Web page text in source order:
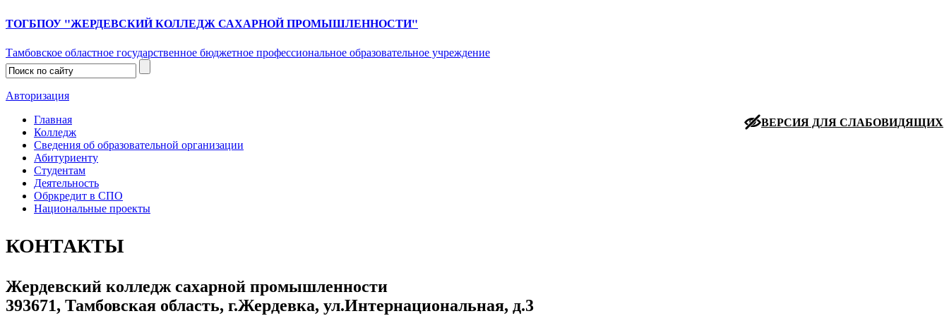
ТОГБПОУ "ЖЕРДЕВСКИЙ КОЛЛЕДЖ САХАРНОЙ ПРОМЫШЛЕННОСТИ"
Тамбовское областное государственное бюджетное профессиональное образовательное учреждение
Авторизация
ВЕРСИЯ ДЛЯ СЛАБОВИДЯЩИХ
Главная
Колледж
Сведения об образовательной организации
Абитуриенту
Студентам
Деятельность
Обркредит в СПО
Национальные проекты
КОНТАКТЫ
Жердевский колледж сахарной промышленности
393671, Тамбовская область, г.Жердевка, ул.Интернациональная, д.3